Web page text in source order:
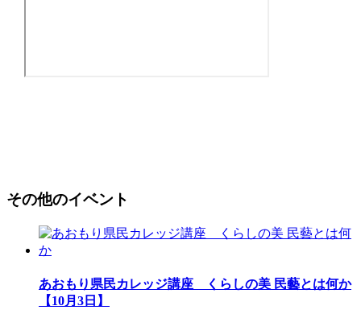
その他のイベント
あおもり県民カレッジ講座 くらしの美 民藝とは何か
【10月3日】